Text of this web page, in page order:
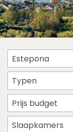
Estepona
Typen
Prijs budget
Slaapkamers